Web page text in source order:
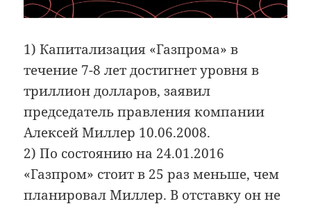
1) Капитализация «Газпрома» в
течение 7-8 лет достигнет уровня в
триллион долларов, заявил
председатель правления компании
Алексей Миллер 10.06.2008.
2) По состоянию на 24.01.2016
«Газпром» стоит в 25 раз меньше, чем
планировал Миллер. В отставку он не